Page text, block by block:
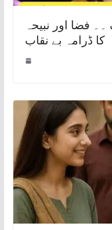
فضا اور نبیحہ
کا ڈرامہ بے نقاب